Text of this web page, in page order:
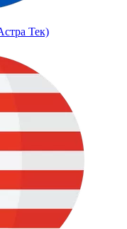
Тек)